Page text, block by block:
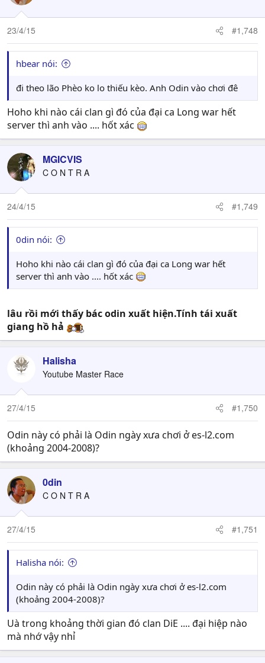
23/4/15 #1,748
hbear nói:
đi theo lão Phèo ko lo thiếu kèo. Anh Odin vào chơi đê
Hoho khi nào cái clan gì đó của đại ca Long war hết
server thì anh vào .... hốt xác
MGICVIS
C O N T R A
24/4/15 #1,749
0din nói:
Hoho khi nào cái clan gì đó của đại ca Long war hết
server thì anh vào .... hốt xác
lâu rồi mới thấy bác odin xuất hiện.Tính tái xuất
giang hồ hả
Halisha
Youtube Master Race
27/4/15 #1,750
Odin này có phải là Odin ngày xưa chơi ở es-l2.com
(khoảng 2004-2008)?
0din
C O N T R A
27/4/15 #1,751
Halisha nói:
Odin này có phải là Odin ngày xưa chơi ở es-l2.com
(khoảng 2004-2008)?
Uà trong khoảng thời gian đó clan DiE .... đại hiệp nào
mà nhớ vậy nhỉ